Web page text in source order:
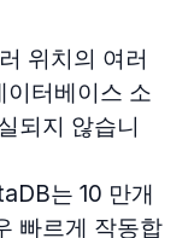
위치의 여러
터베이스 소
되지 않습니
는 10 만개
빠르게 작동합